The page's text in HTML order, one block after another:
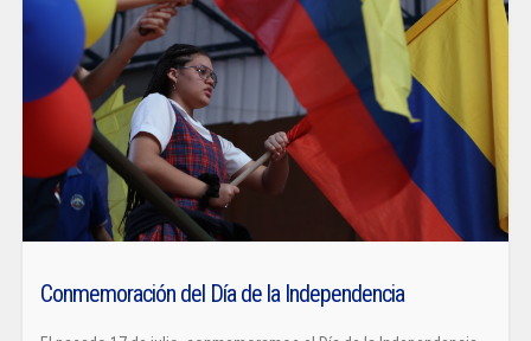
Conmemoración del Día de la Independencia